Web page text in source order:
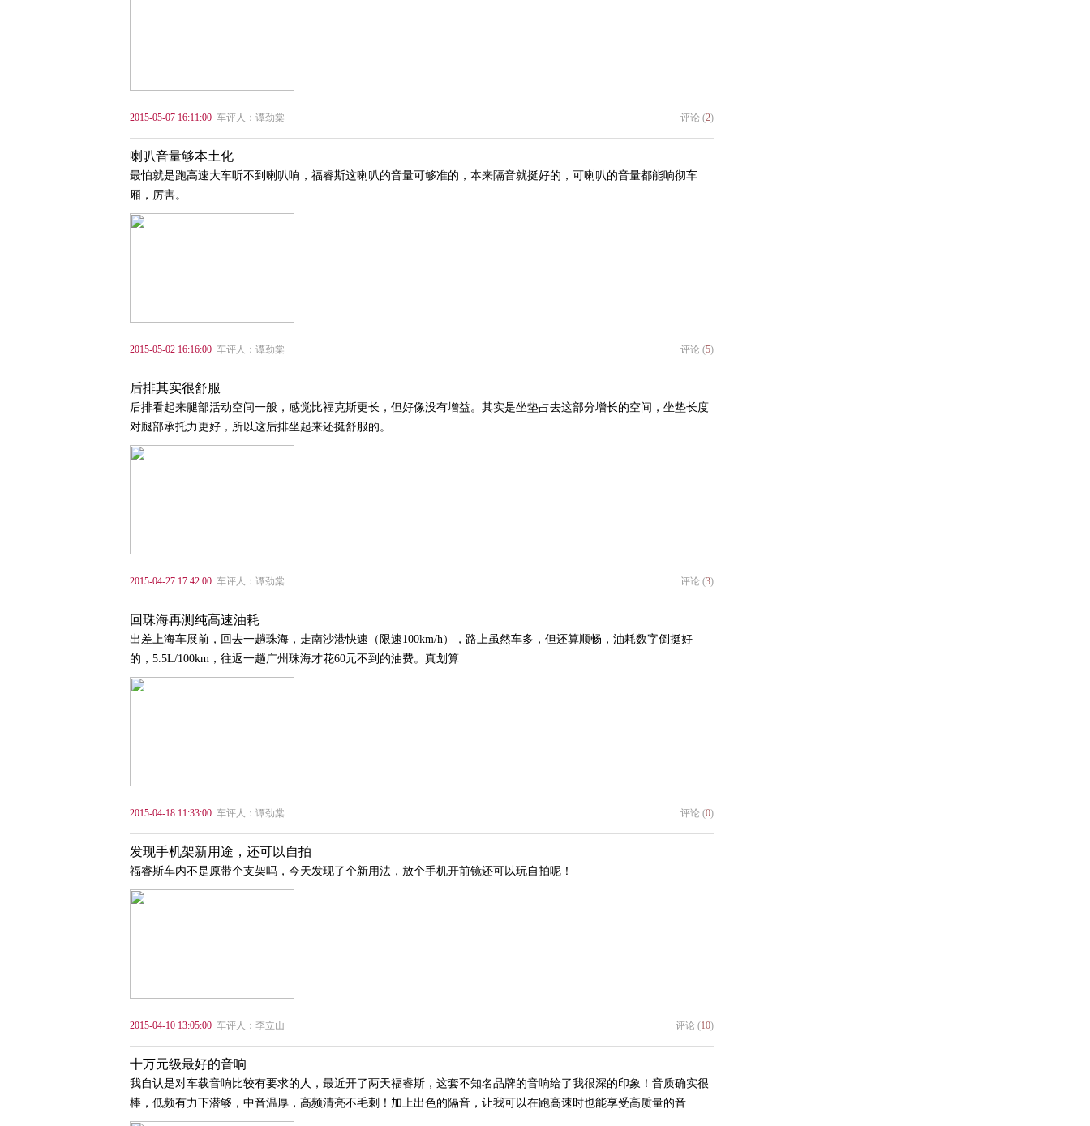
评论 (2)
2015-05-07 16:11:00 车评人：谭劲棠
喇叭音量够本土化
最怕就是跑高速大车听不到喇叭响，福睿斯这喇叭的音量可够准的，本来隔音就挺好的，可喇叭的音量都能响彻车
厢，厉害。
评论 (5)
2015-05-02 16:16:00 车评人：谭劲棠
后排其实很舒服
后排看起来腿部活动空间一般，感觉比福克斯更长，但好像没有增益。其实是坐垫占去这部分增长的空间，坐垫长度
对腿部承托力更好，所以这后排坐起来还挺舒服的。
评论 (3)
2015-04-27 17:42:00 车评人：谭劲棠
回珠海再测纯高速油耗
出差上海车展前，回去一趟珠海，走南沙港快速（限速100km/h），路上虽然车多，但还算顺畅，油耗数字倒挺好
的，5.5L/100km，往返一趟广州珠海才花60元不到的油费。真划算
评论 (0)
2015-04-18 11:33:00 车评人：谭劲棠
发现手机架新用途，还可以自拍
福睿斯车内不是原带个支架吗，今天发现了个新用法，放个手机开前镜还可以玩自拍呢！
评论 (10)
2015-04-10 13:05:00 车评人：李立山
十万元级最好的音响
我自认是对车载音响比较有要求的人，最近开了两天福睿斯，这套不知名品牌的音响给了我很深的印象！音质确实很
棒，低频有力下潜够，中音温厚，高频清亮不毛刺！加上出色的隔音，让我可以在跑高速时也能享受高质量的音